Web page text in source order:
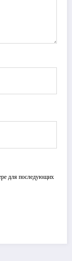
для последующих